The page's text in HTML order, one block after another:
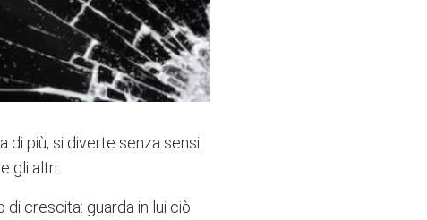
di più, si diverte senza sensi
gli altri.
di crescita: guarda in lui ciò